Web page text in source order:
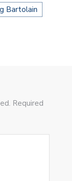
Bartolain
Required